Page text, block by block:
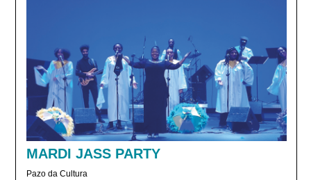
MARDI JASS PARTY
Pazo da Cultura